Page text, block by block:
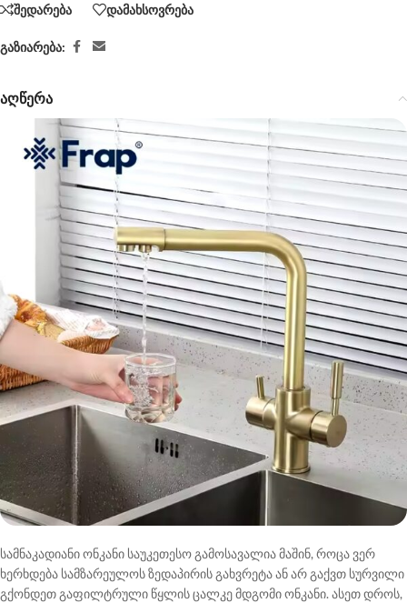
შედარება დამახსოვრება
გაზიარება:
აღწერა
სამნაკადიანი ონკანი საუკეთესო გამოსავალია მაშინ, როცა ვერ
ხერხდება სამზარეულოს ზედაპირის გახვრეტა ან არ გაქვთ სურვილი
გქონდეთ გაფილტრული წყლის ცალკე მდგომი ონკანი. ასეთ დროს,